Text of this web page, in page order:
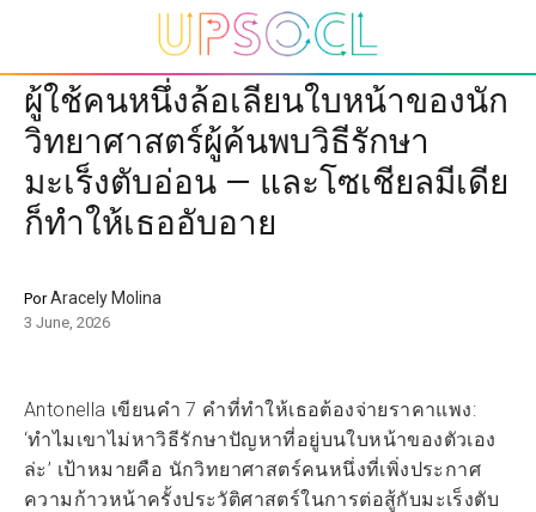
ผู้ใช้คนหนึ่งล้อเลียนใบหน้าของนัก
วิทยาศาสตร์ผู้ค้นพบวิธีรักษา
มะเร็งตับอ่อน — และโซเชียลมีเดีย
ก็ทำให้เธออับอาย
PorAracely Molina
3 June, 2026
Antonella เขียนคำ 7 คำที่ทำให้เธอต้องจ่ายราคาแพง:
‘ทำไมเขาไม่หาวิธีรักษาปัญหาที่อยู่บนใบหน้าของตัวเอง
ล่ะ’ เป้าหมายคือ นักวิทยาศาสตร์คนหนึ่งที่เพิ่งประกาศ
ความก้าวหน้าครั้งประวัติศาสตร์ในการต่อสู้กับมะเร็งตับ